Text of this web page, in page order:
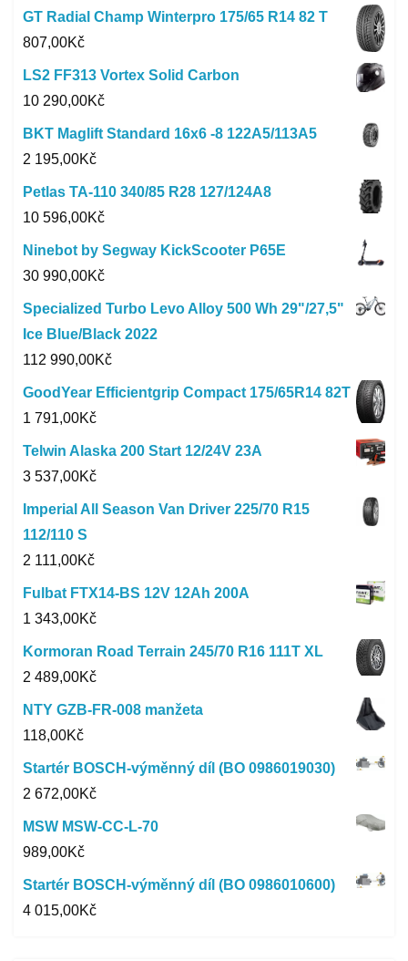
GT Radial Champ Winterpro 175/65 R14 82 T
807,00Kč
LS2 FF313 Vortex Solid Carbon
10 290,00Kč
BKT Maglift Standard 16x6 -8 122A5/113A5
2 195,00Kč
Petlas TA-110 340/85 R28 127/124A8
10 596,00Kč
Ninebot by Segway KickScooter P65E
30 990,00Kč
Specialized Turbo Levo Alloy 500 Wh 29"/27,5"
Ice Blue/Black 2022
112 990,00Kč
GoodYear Efficientgrip Compact 175/65R14 82T
1 791,00Kč
Telwin Alaska 200 Start 12/24V 23A
3 537,00Kč
Imperial All Season Van Driver 225/70 R15
112/110 S
2 111,00Kč
Fulbat FTX14-BS 12V 12Ah 200A
1 343,00Kč
Kormoran Road Terrain 245/70 R16 111T XL
2 489,00Kč
NTY GZB-FR-008 manžeta
118,00Kč
Startér BOSCH-výměnný díl (BO 0986019030)
2 672,00Kč
MSW MSW-CC-L-70
989,00Kč
Startér BOSCH-výměnný díl (BO 0986010600)
4 015,00Kč